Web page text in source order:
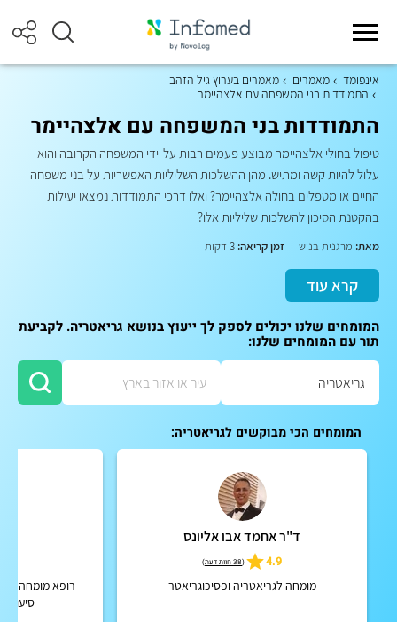
אינפומד מאמרים
מאמרים בערוץ גיל הזהב
התמודדות בני המשפחה עם אלצהיימר
התמודדות בני המשפחה עם אלצהיימר
טיפול בחולי אלצהיימר מבוצע פעמים רבות על-ידי המשפחה הקרובה והוא
עלול להיות קשה ומתיש. מהן ההשלכות השליליות האפשריות על בני משפחה
החיים או מטפלים בחולה אלצהיימר? ואלו דרכי התמודדות נמצאו יעילות
בהקטנת הסיכון להשלכות שליליות אלו?
מאת: מרגנית בניש זמן קריאה:
קרא עוד
המומחים שלנו יכולים לספק לך ייעוץ בנושא גריאטריה. לקביעת
תור עם המומחים שלנו:
המומחים הכי מבוקשים לגריאטריה:
ד"ר אחמד אבו אליונס
4.9
(38 חוות דעת )
מומחה לגריאטריה ופסיכוגריאטר
רופא מומחה